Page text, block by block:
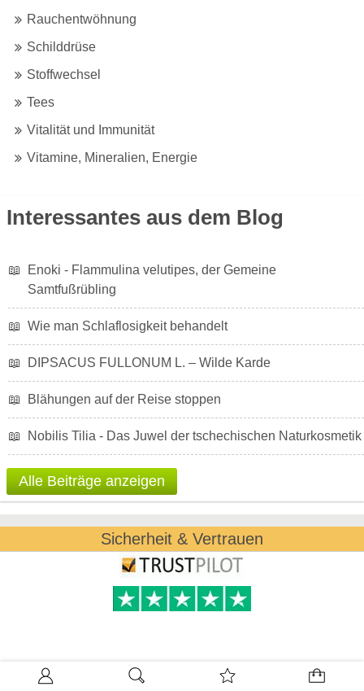
Rauchentwöhnung
Schilddrüse
Stoffwechsel
Tees
Vitalität und Immunität
Vitamine, Mineralien, Energie
Interessantes aus dem Blog
📖
Enoki - Flammulina velutipes, der Gemeine
Samtfußrübling
📖 Wie man Schlaflosigkeit behandelt
📖 DIPSACUS FULLONUM L. – Wilde Karde
📖 Blähungen auf der Reise stoppen
📖 Nobilis Tilia - Das Juwel der tschechischen Naturkosmetik
Alle Beiträge anzeigen
Sicherheit & Vertrauen